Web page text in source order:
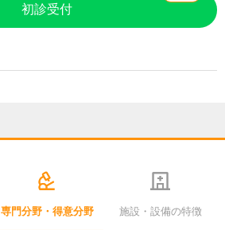
初診受付
専門分野・得意分野 施設・設備の特徴